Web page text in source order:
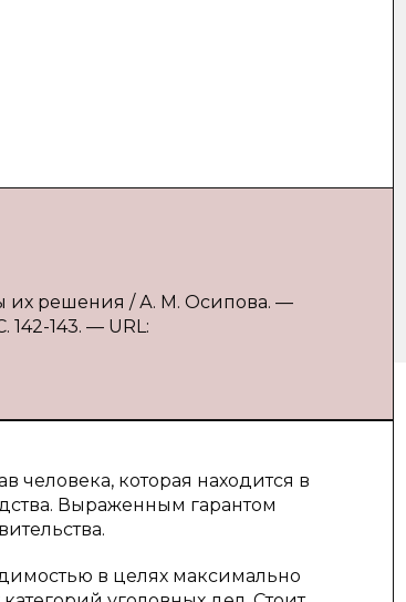
их решения / А. М. Осипова. —
143. — URL:
человека, которая находится в
Выраженным гарантом
в целях максимально